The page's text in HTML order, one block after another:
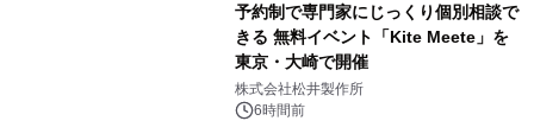
予約制で専門家にじっくり個別相談で
きる 無料イベント「Kite Meete」を
東京・大崎で開催
株式会社松井製作所
6時間前